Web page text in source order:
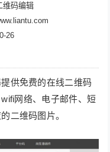
维码编辑
26
供免费的在线二维码
网络、电子邮件、短
二维码图片。